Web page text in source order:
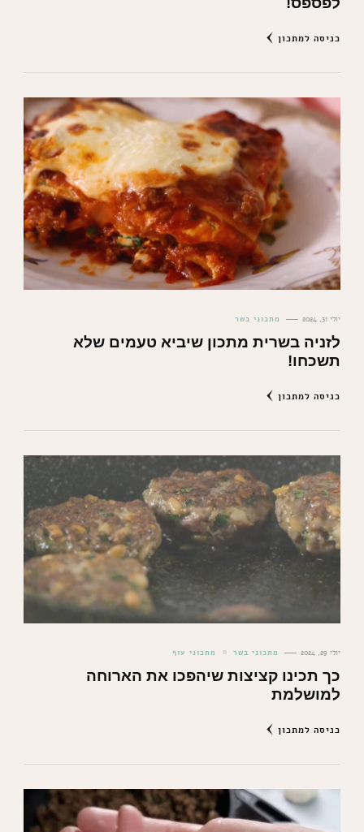
כניסה למתכון
יולי 31, 2024 מתכוני בשר
לזניה בשרית מתכון שיביא טעמים שלא
תשכחו!
כניסה למתכון
יולי 29, 2024 מתכוני בשר מתכוני עוף
כך תכינו קציצות שיהפכו את הארוחה
למושלמת
כניסה למתכון